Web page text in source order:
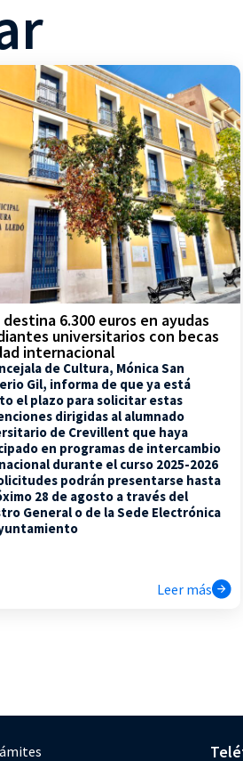
6.300 euros en ayudas
universitarios con becas
internacional
de Cultura, Mónica San
Gil, informa de que ya está
el plazo para solicitar estas
dirigidas al alumnado
de Crevillent que haya
en programas de intercambio
durante el curso 2025-2026
podrán presentarse hasta
28 de agosto a través del
General o de la Sede Electrónica
Leer más